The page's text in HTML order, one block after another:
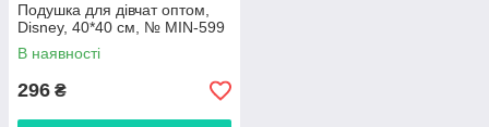
Подушка для дівчат оптом,
Disney, 40*40 см, № MIN-599
В наявності
296 ₴